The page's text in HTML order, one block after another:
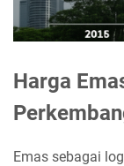
Harga
Emas sebagai